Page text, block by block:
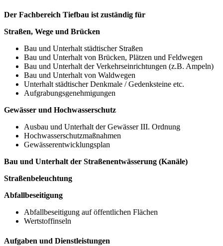
Der Fachbereich Tiefbau ist zuständig für
Straßen, Wege und Brücken
Bau und Unterhalt städtischer Straßen
Bau und Unterhalt von Brücken, Plätzen und Feldwegen
Bau und Unterhalt der Verkehrseinrichtungen (z.B. Ampeln)
Bau und Unterhalt von Waldwegen
Unterhalt städtischer Denkmale / Gedenksteine etc.
Aufgrabungsgenehmigungen
Gewässer und Hochwasserschutz
Ausbau und Unterhalt der Gewässer III. Ordnung
Hochwasserschutzmaßnahmen
Gewässerentwicklungsplan
Bau und Unterhalt der Straßenentwässerung (Kanäle)
Straßenbeleuchtung
Abfallbeseitigung
Abfallbeseitigung auf öffentlichen Flächen
Wertstoffinseln
Aufgaben und Dienstleistungen